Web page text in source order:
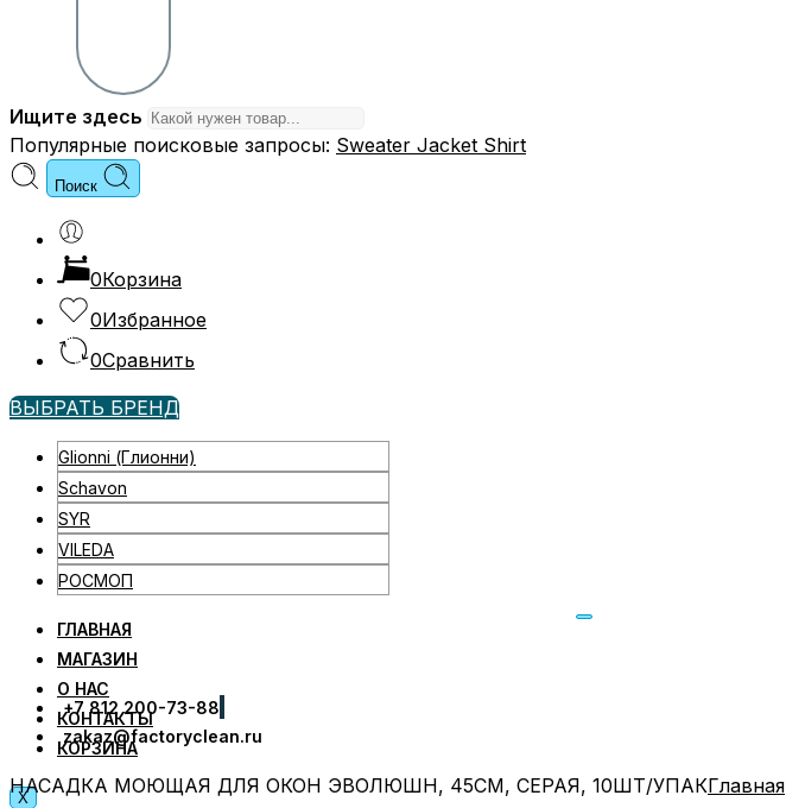
Ищите здесь
Популярные поисковые запросы: Sweater Jacket Shirt
Поиск
0Корзина
0Избранное
0Сравнить
ВЫБРАТЬ БРЕНД
Glionni (Глионни)
Schavon
SYR
VILEDA
РОСМОП
ГЛАВНАЯ
МАГАЗИН
О НАС
КОНТАКТЫ
КОРЗИНА
X
+7 812 200-73-88
zakaz@factoryclean.ru
НАСАДКА МОЮЩАЯ ДЛЯ ОКОН ЭВОЛЮШН, 45СМ, СЕРАЯ, 10ШТ/УПАКГлавная